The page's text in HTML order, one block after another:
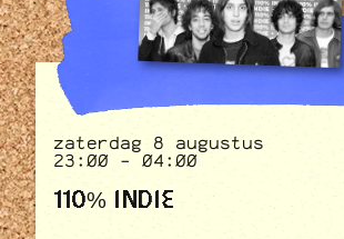
zaterdag 8 augustus
23:00 - 04:00
110% INDIE